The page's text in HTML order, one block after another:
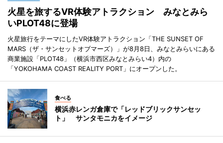
火星を旅するVR体験アトラクション みなとみら
いPLOT48に登場
火星旅行をテーマにしたVR体験アトラクション「THE SUNSET OF
MARS（ザ・サンセットオブマーズ）」が8月8日、みなとみらいにある
商業施設「PLOT48」（横浜市西区みなとみらい4）内の
「YOKOHAMA COAST REALITY PORT」にオープンした。
食べる
横浜赤レンガ倉庫で「レッドブリックサンセッ
ト」 サンタモニカをイメージ